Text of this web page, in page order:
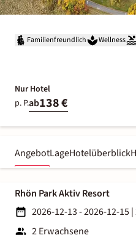
Familienfreundlich Wellness
Nur Hotel
p. P.ab138 €
AngebotLageHotelüberblick
Rhön Park Aktiv Resort
2026-12-13 - 2026-12-15|
2 Erwachsene